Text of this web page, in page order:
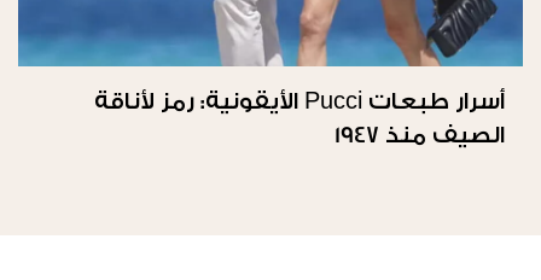
أسرار طبعات Pucci الأيقونية: رمز لأناقة
الصيف منذ 1947